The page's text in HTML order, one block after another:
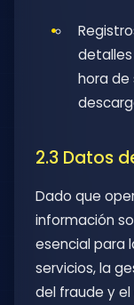
detalles
hora de
2.3 Datos
Dado que
información
esencial para
servicios, la
del fraude y